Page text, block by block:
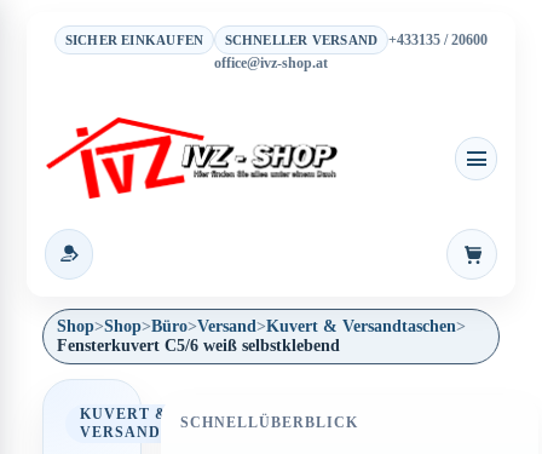
SICHER EINKAUFEN SCHNELLER VERSAND
+433135 / 20600
office@ivz-shop.at
Shop>Shop>Büro>Versand>Kuvert & Versandtaschen>
Fensterkuvert C5/6 weiß selbstklebend
KUVERT &
VERSANDTASCHEN
SCHNELLÜBERBLICK